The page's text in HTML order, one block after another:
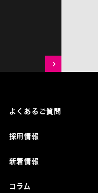
よくあるご質問
採用情報
新着情報
コラム